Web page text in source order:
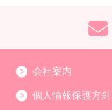
会社案内
個人情報保護方針